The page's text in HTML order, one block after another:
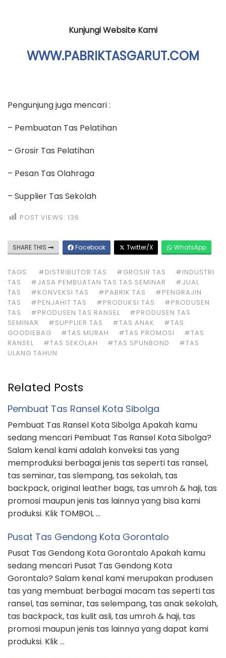
Kunjungi Website Kami
WWW.PABRIKTASGARUT.COM
Pengunjung juga mencari :
– Pembuatan Tas Pelatihan
– Grosir Tas Pelatihan
– Pesan Tas Olahraga
– Supplier Tas Sekolah
POST VIEWS: 136
SHARE THIS Facebook Twitter/X WhatsApp
TAGS: #DISTRIBUTOR TAS #GROSIR TAS
#INDUSTRI
TAS
#JASA PEMBUATAN TAS TAS SEMINAR
#JUAL
TAS
#KONVEKSI TAS #PABRIK TAS
#PENGRAJIN
TAS
#PENJAHIT TAS #PRODUKSI TAS
#PRODUSEN
TAS
#PRODUSEN TAS RANSEL
#PRODUSEN TAS
SEMINAR
#SUPPLIER TAS #TAS ANAK
#TAS
GOODIEBAG
#TAS MURAH #TAS PROMOSI
#TAS
RANSEL
#TAS SEKOLAH #TAS SPUNBOND
#TAS
ULANG TAHUN
Related Posts
Pembuat Tas Ransel Kota Sibolga
Pembuat Tas Ransel Kota Sibolga Apakah kamu
sedang mencari Pembuat Tas Ransel Kota Sibolga?
Salam kenal kami adalah konveksi tas yang
memproduksi berbagai jenis tas seperti tas ransel,
tas seminar, tas slempang, tas sekolah, tas
backpack, original leather bags, tas umroh & haji, tas
promosi maupun jenis tas lainnya yang bisa kami
produksi. Klik TOMBOL …
Pusat Tas Gendong Kota Gorontalo
Pusat Tas Gendong Kota Gorontalo Apakah kamu
sedang mencari Pusat Tas Gendong Kota
Gorontalo? Salam kenal kami merupakan produsen
tas yang membuat berbagai macam tas seperti tas
ransel, tas seminar, tas selempang, tas anak sekolah,
tas backpack, tas kulit asli, tas umroh & haji, tas
promosi maupun jenis tas lainnya yang dapat kami
produksi. Klik …